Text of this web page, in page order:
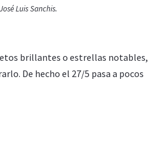
José Luis Sanchis.
brillantes o estrellas notables,
De hecho el 27/5 pasa a pocos